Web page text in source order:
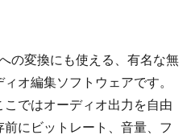
の変換にも使える、有名な無
オ編集ソフトウェアです。
ではオーディオ出力を自由
にビットレート、音量、フ